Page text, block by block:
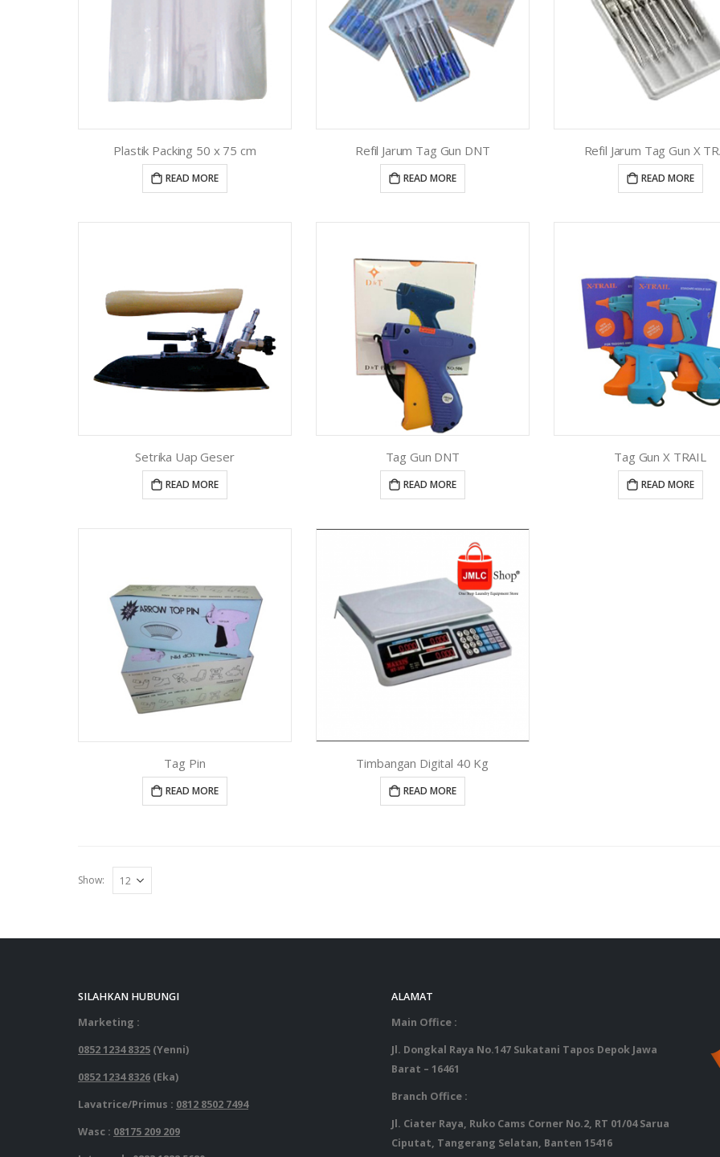
Plastik Packing 50 x 75 cm
READ MORE
Refil Jarum Tag Gun DNT
READ MORE
Refil Jarum Tag Gun X
READ MORE
Setrika Uap Geser
READ MORE
Tag Gun DNT
READ MORE
Tag Gun X TRAIL
READ MORE
Tag Pin
READ MORE
Timbangan Digital 40 Kg
READ MORE
Show:
SILAHKAN HUBUNGI
Marketing :
0852 1234 8325 (Yenni)
0852 1234 8326 (Eka)
Lavatrice/Primus : 0812 8502 7494
Wasc : 08175 209 209
ALAMAT
Main Office :
Jl. Dongkal Raya No.147 Sukatani Tapos Depok Jawa
Barat – 16461
Branch Office :
Jl. Ciater Raya, Ruko Cams Corner No.2, RT 01/04 Sarua
Ciputat, Tangerang Selatan, Banten 15416